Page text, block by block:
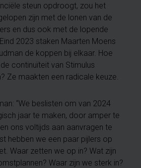
steun opdroogt, zou het
zijn met de lonen van de
en dus ook met de lopende
2023 staken Maarten Moens
de koppen bij elkaar. Hoe
continuïteit van Stimulus
Ze maakten een radicale keuze.
“We beslisten om van 2024
jaar te maken, door amper te
ons voltijds aan aanvragen te
hebben we een paar pijlers op
Waar zetten we op in? Wat zijn
Waar zijn we sterk in?